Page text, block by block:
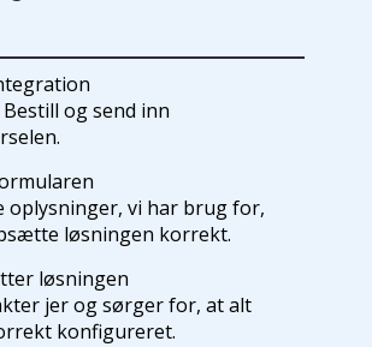
og send inn
oplysninger, vi har brug for,
løsningen korrekt.
løsningen
jer og sørger for, at alt
konfigureret.